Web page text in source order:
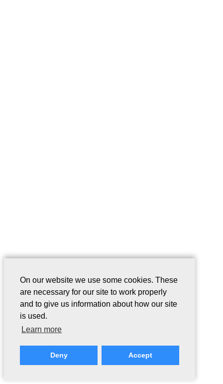
On our website we use some cookies. These
are necessary for our site to work properly
and to give us information about how our site
is used.
Learn more
Deny Accept